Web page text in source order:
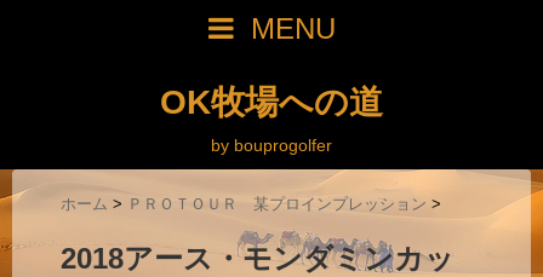
MENU
OK牧場への道
by bouprogolfer
ホーム > ＰＲＯＴＯＵＲ 某プロインプレッション >
2018アース・モンダミンカッ